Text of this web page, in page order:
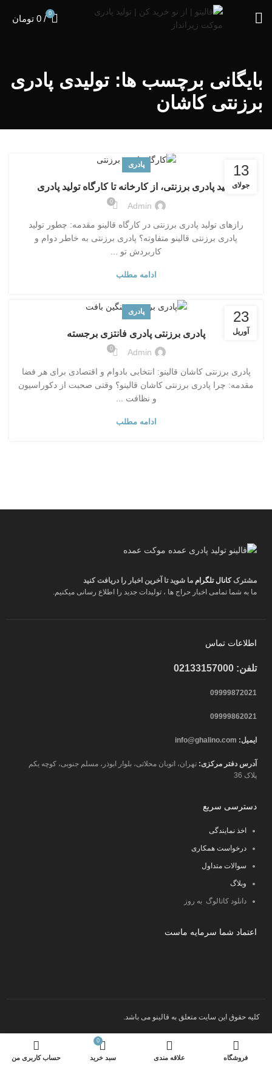
0
/
0 تومان
بایگانی برچسب ها: تولیدی پادری
برزنتی کاشان
13
جولای
پادری
تولید پادری برزنتی، از کارخانه تا کارگاه تولید پادری
Admin
0
رازهای تولید پادری برزنتی در کارگاه قالینو مقدمه: چطور تولید
پادری برزنتی قالینو متفاوته؟ پادری برزنتی به خاطر دوام و
کاربردش تو ...
ادامه مطلب
23
آوریل
پادری
پادری برزنتی پادری فانتزی برجسته
Admin
0
پادری برزنتی کاشان قالینو: انتخابی بادوام و اقتصادی برای هر فضا
مقدمه: چرا پادری برزنتی کاشان قالینو؟ وقتی صحبت از دکوراسیون
و نظافت ...
ادامه مطلب
مشترککانال تلگرام ما شوید تا آخرین اخبار را دریافت کنید
ما به شما تمامی اخبار حراج ها ، تولیدات جدید را اطلاع رسانی میکنیم.
اطلاعات تماس
تلفن: 02133157000
09999872021
09999862021
ایمیل: info@ghalino.com
آدرس دفتر مرکزی: تهران، اتوبان محلاتی، بلوار ابوذر، مسلم جنوبی، کوچه یکم
پلاک 36
دسترسی سریع
اخذ نمایندگی
درخواست همکاری
سوالات متداول
وبلاگ
دانلود کاتالوگ به روز
اعتماد شما سرمایه ماست
کلیه حقوق این سایت متعلق به قالینو می باشد.
فروشگاه علاقه مندی
0
سبد خرید حساب کاربری من